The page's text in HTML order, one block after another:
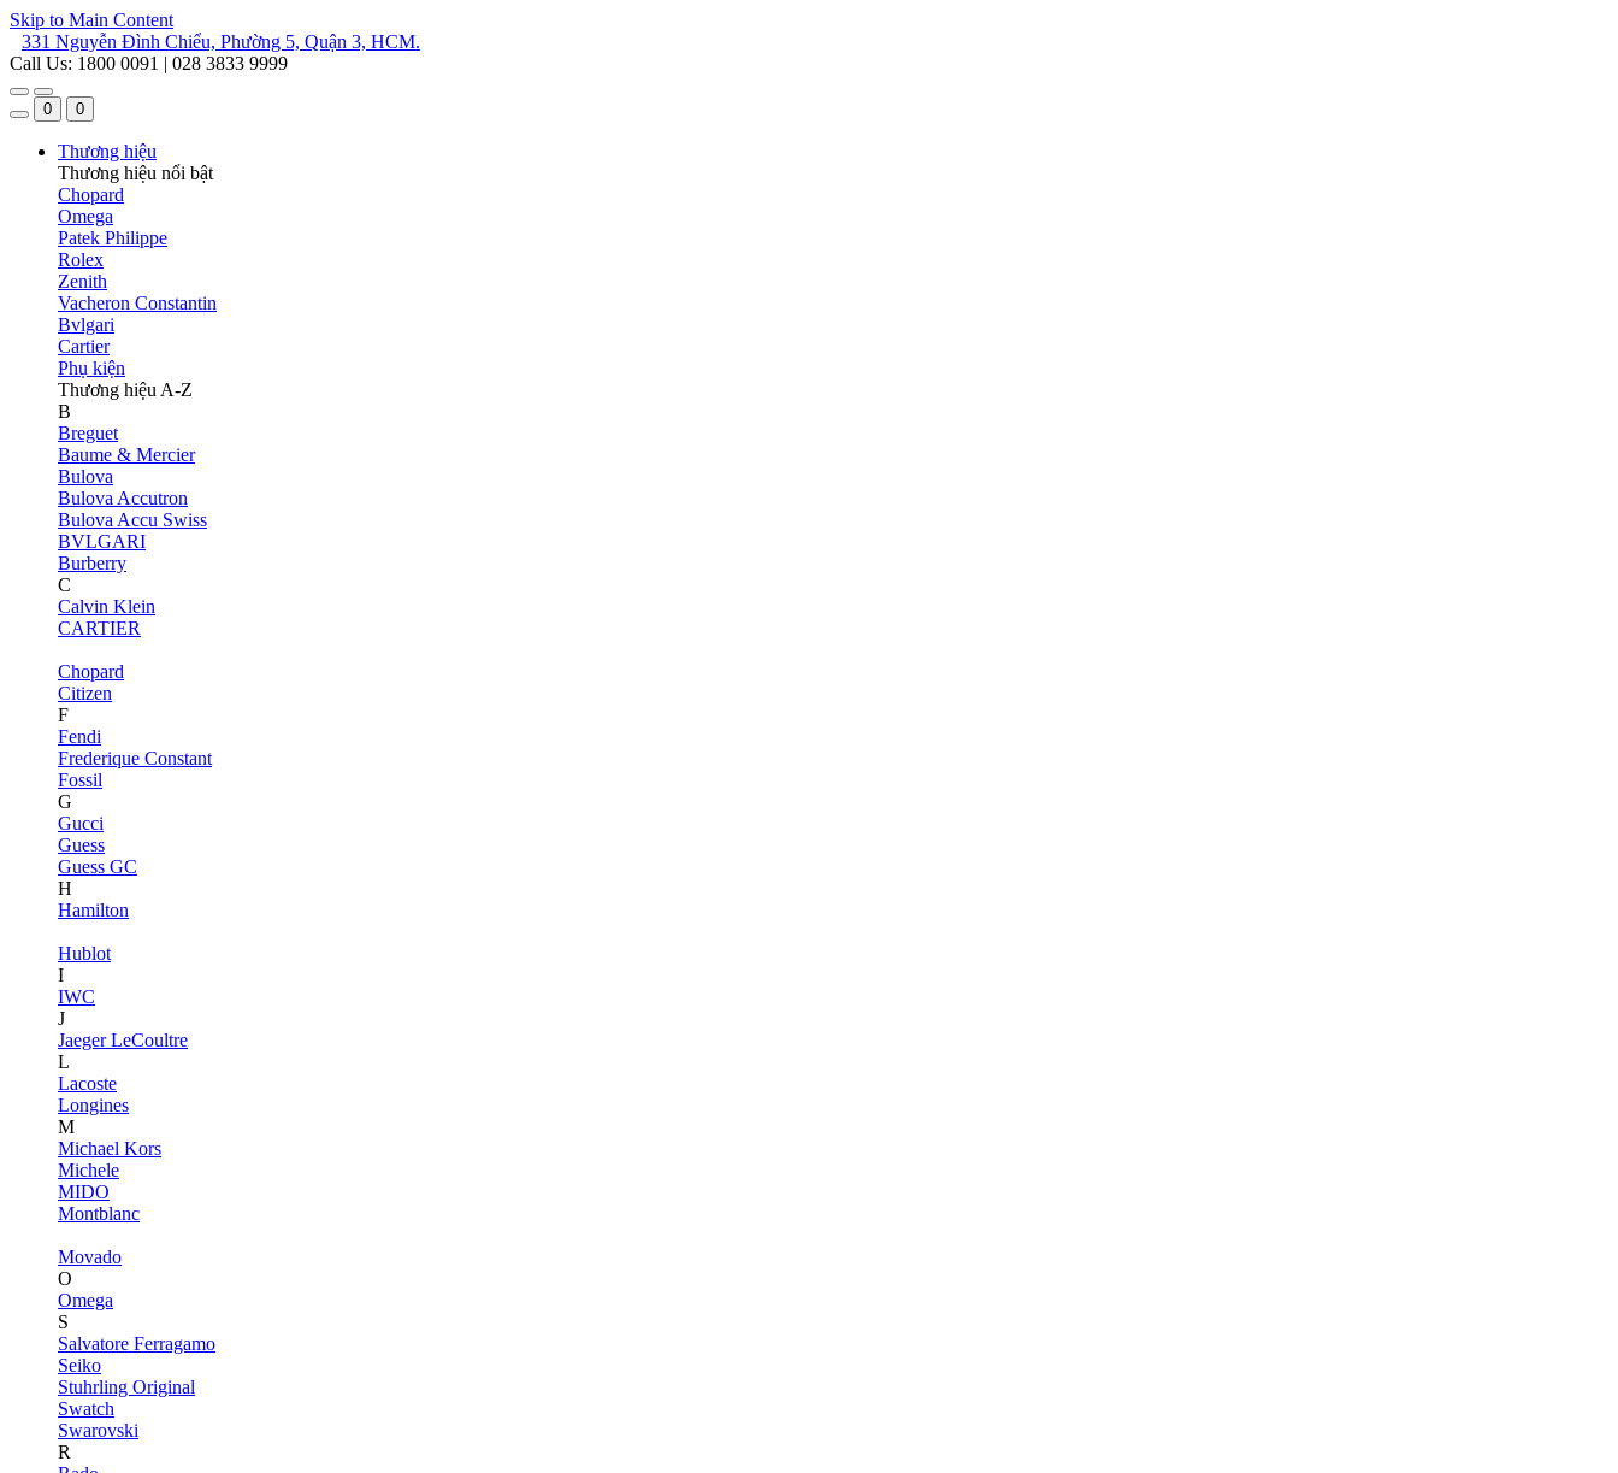
Skip to Main Content
331 Nguyễn Đình Chiểu, Phường 5, Quận 3, HCM.
Call Us: 1800 0091 | 028 3833 9999
0 0
Thương hiệu
Thương hiệu nổi bật
Chopard
Omega
Patek Philippe
Rolex
Zenith
Vacheron Constantin
Bvlgari
Cartier
Phụ kiện
Thương hiệu A-Z
B
Breguet
Baume & Mercier
Bulova
Bulova Accutron
Bulova Accu Swiss
BVLGARI
Burberry
C
Calvin Klein
CARTIER
Chopard
Citizen
F
Fendi
Frederique Constant
Fossil
G
Gucci
Guess
Guess GC
H
Hamilton
Hublot
I
IWC
J
Jaeger LeCoultre
L
Lacoste
Longines
M
Michael Kors
Michele
MIDO
Montblanc
Movado
O
Omega
S
Salvatore Ferragamo
Seiko
Stuhrling Original
Swatch
Swarovski
R